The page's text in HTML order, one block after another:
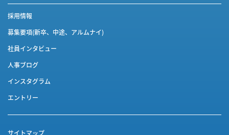
採用情報
募集要項(新卒、中途、アルムナイ)
社員インタビュー
人事ブログ
インスタグラム
エントリー
サイトマップ